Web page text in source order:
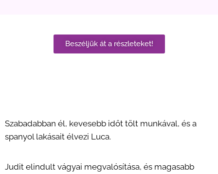
Beszéljük át a részleteket!
Szabadabban él, kevesebb időt tölt munkával, és a
spanyol lakásait élvezi Luca.
Judit elindult vágyai megvalósítása, és magasabb